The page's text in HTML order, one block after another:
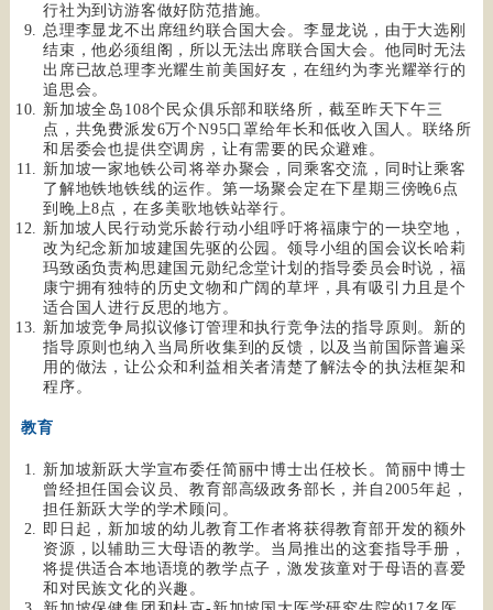
行社为到访游客做好防范措施。
总理李显龙不出席纽约联合国大会。李显龙说，由于大选刚
结束，他必须组阁，所以无法出席联合国大会。他同时无法
出席已故总理李光耀生前美国好友，在纽约为李光耀举行的
追思会。
新加坡全岛108个民众俱乐部和联络所，截至昨天下午三
点，共免费派发6万个N95口罩给年长和低收入国人。联络所
和居委会也提供空调房，让有需要的民众避难。
新加坡一家地铁公司将举办聚会，同乘客交流，同时让乘客
了解地铁地铁线的运作。第一场聚会定在下星期三傍晚6点
到晚上8点，在多美歌地铁站举行。
新加坡人民行动党乐龄行动小组呼吁将福康宁的一块空地，
改为纪念新加坡建国先驱的公园。领导小组的国会议长哈莉
玛致函负责构思建国元勋纪念堂计划的指导委员会时说，福
康宁拥有独特的历史文物和广阔的草坪，具有吸引力且是个
适合国人进行反思的地方。
新加坡竞争局拟议修订管理和执行竞争法的指导原则。新的
指导原则也纳入当局所收集到的反馈，以及当前国际普遍采
用的做法，让公众和利益相关者清楚了解法令的执法框架和
程序。
教育
新加坡新跃大学宣布委任简丽中博士出任校长。简丽中博士
曾经担任国会议员、教育部高级政务部长，并自2005年起，
担任新跃大学的学术顾问。
即日起，新加坡的幼儿教育工作者将获得教育部开发的额外
资源，以辅助三大母语的教学。当局推出的这套指导手册，
将提供适合本地语境的教学点子，激发孩童对于母语的喜爱
和对民族文化的兴趣。